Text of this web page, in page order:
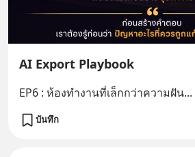
AI Export Playbook
EP6 : ห้องทำงานที่เล็กกว่าความฝัน...
บันทึก